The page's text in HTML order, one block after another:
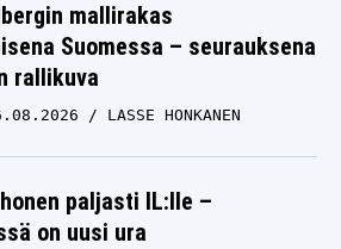
mallirakas
Suomessa – seurauksena
rallikuva
LASSE HONKANEN
paljasti IL:lle –
on uusi ura